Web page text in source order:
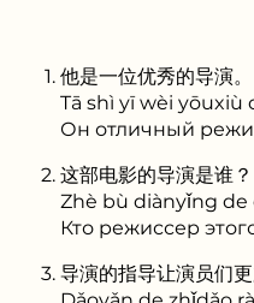
他是一位优秀的导演。
Tā shì yī wèi yōuxiù
Он отличный
这部电影的导演是谁？
Zhè bù diànyǐng de
Кто режиссер
导演的指导让演员们更